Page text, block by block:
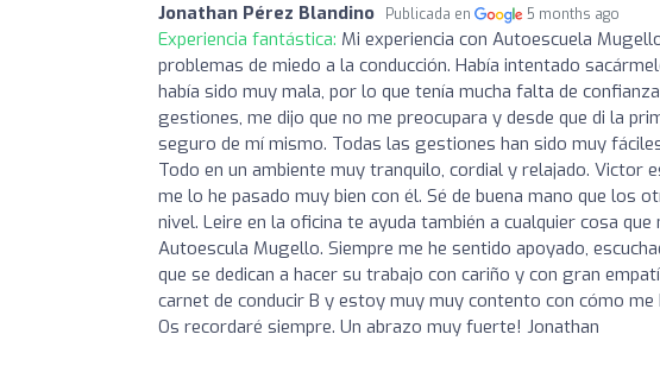
Jonathan Pérez Blandino Publicada en 5 months ago
Experiencia fantástica: Mi experiencia con Autoescuela
problemas de miedo a la conducción. Había intentado
había sido muy mala, por lo que tenía mucha falta de
gestiones, me dijo que no me preocupara y desde que di la
seguro de mí mismo. Todas las gestiones han sido muy
Todo en un ambiente muy tranquilo, cordial y relajado. Victor
me lo he pasado muy bien con él. Sé de buena mano que
nivel. Leire en la oficina te ayuda también a cualquier cosa
Autoescula Mugello. Siempre me he sentido apoyado,
que se dedican a hacer su trabajo con cariño y con gran
carnet de conducir B y estoy muy muy contento con cómo
Os recordaré siempre. Un abrazo muy fuerte! Jonathan